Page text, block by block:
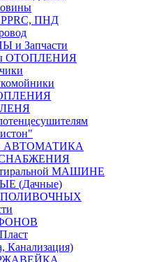
PPRC, ПНД
и Запчасти
ОТОПЛЕНИЯ
и АВТОМАТИКА
МАШИНЕ
(Дачные)
ПОЛИВОЧНЫХ